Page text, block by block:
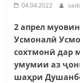
04.04.2022
2 апрел
Усмоналӣ
сохтмонӣ дар
умумии аз
шаҳри